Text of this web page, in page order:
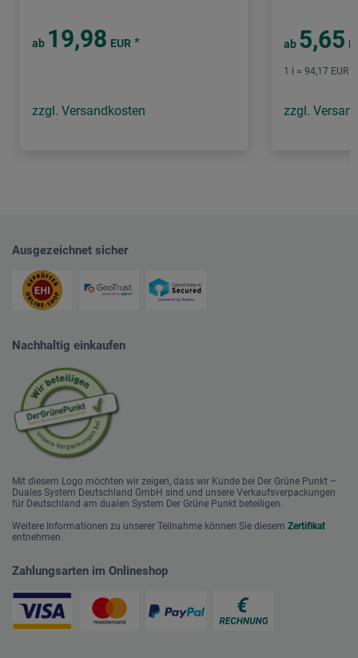
ab 19,98 EUR *
zzgl. Versandkosten
ab 5,65
1 l = 94,17 EUR
zzgl.
Ausgezeichnet sicher
Nachhaltig einkaufen
Mit diesem Logo möchten wir zeigen, dass wir Kunde bei Der Grüne Punkt –
Duales System Deutschland GmbH sind und unsere Verkaufsverpackungen
für Deutschland am dualen System Der Grüne Punkt beteiligen.
Weitere Informationen zu unserer Teilnahme können Sie diesem Zertifikat
entnehmen.
Zahlungsarten im Onlineshop